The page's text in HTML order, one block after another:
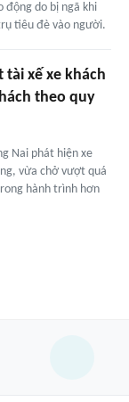
động do bị ngã khi
tiêu đè vào người.
xế xe khách
theo quy
Nai phát hiện xe
vừa chở vượt quá
hành trình hơn